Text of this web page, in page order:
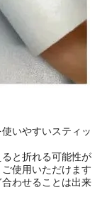
いやすいスティッ
と折れる可能性が
使用いただけます
わせることは出来